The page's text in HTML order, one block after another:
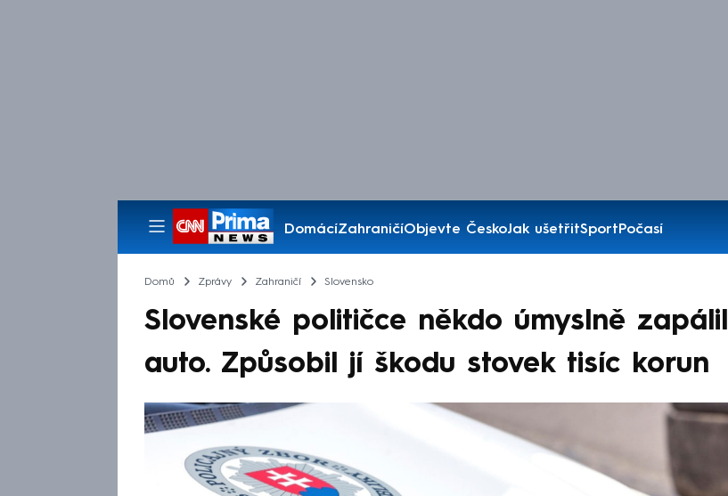
DomácíZahraničíObjevte ČeskoJak ušetřitSportPočasí
Pořady
Domů Zprávy Zahraničí Slovensko
Slovenské političce někdo úmyslně zapálil
auto. Způsobil jí škodu stovek tisíc korun